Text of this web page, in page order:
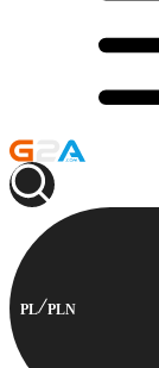
PL PLN